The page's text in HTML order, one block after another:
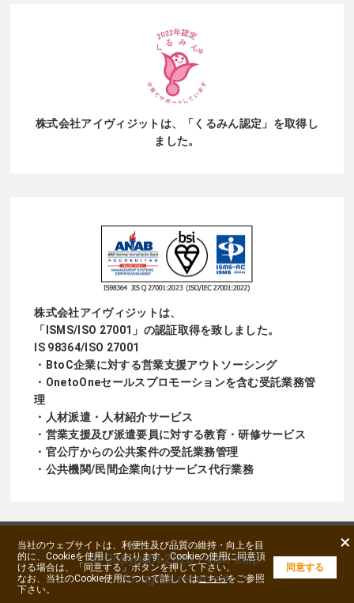
で、販売未経験とは思えないほどの販売力を発揮す
る方も少なくありません。この様に、「知ってい
る」状態から「実際にできる」状態へ変えることを
目的に、実践を重視した育成を行っています。ま
た、座学で終わらせる事なく現場でブラッシュアッ
プを行う為にミステリーショッパーも実施していま
す。お客様視点から接客や提案内容を振り返ること
す。 【成果につなげる力を身につける】 販売の最
終段階となるクロージングでは、お客様に納得して
いただいたうえで購入を決断していただくことが重
要です。接客が得意である人ほど「押し売りになっ
ていないか」を気にする傾向があります。実はこの
点が非常に大事で、「販売がお客様の為になってい
る＝喜んでもらえる」と気付けると、品質の高い販
売員になれます。結果的に、結果として、お客様に
喜んでいただける機会が増えることが販売成果につ
ながるため、 当社ではここに紐づけが出来る意識付
けを大事にしています。技術面では、実際に成約率
向上につながった好事例を共有し、成果を出してい
るスタッフの販売手法を学べる環境を整えていま
い、より良い提案手法やトークの構築につなげてい
ます。さらにSVによる現場レクチャーでは、結果と
しての販売数字だけでなく、過程の指標を数値化
し、数字の見方や分析方法、数字と行動の関係性を
学び、自身の課題や改善ポイントを把握できるよう
を選ぶべきか悩んでいる」「自社業務に適した人材
活用の形を検討したい」とお考えの方にとって、少
しでも参考になれば幸いです。
ら読み取れない。② 文化や業界によって基準が異な
る国民性・業種・価格帯によって「10点をつけやす
いか」が変わる。※日本では控えめな評価をする傾
向が強く、非常に満足していても「10点満点中8
点」と答える人が多い。※日用品・公共サービス・
通信業界など、生活インフラに近い業界では「そも
そも他人に勧める」という行動が起こりにくい等。
改善につなげていくことが重要です。ここからは口
コミ・レビューとNPSが、実際にどのように分析に
使えるのか、実際に収集したデータの活用例を紹介
いたします。 【口コミ・レビューの分析方法と活用
例】 口コミはテキストデータ（定性情報）のため、
「感情」や「理由」の分析に最適です。自然言語処
理（NLP）やAIツールを用いると、定量化も可能に
なります。 ◆ 1. テキストマイニング分析顧客コメ
ントを形態素解析して「よく使われる単語・フレー
ズ」を抽出。ポジティブ／ネガティブな要素を視覚
化（ワードクラウドなど）。例：「“丁寧”“早い”が
上位 → 接客品質が高評価」「“遅い”“冷たい”が上位
→ 対応改善が必要」 ◆ 2. 感情分析（センチメント
値化できる。例：「口コミのポジティブ率が昨年比
+12% → 改善施策が好評」 💡 口コミ分析のポイン
ト感情やテーマを定量化することで、定性的データ
を「数値化」できます。SNSや外部口コミサイトも
含めると、ブランド全体の評判監視（レピュテーシ
株式会社アイヴィジットは、
「くるみん認定」を取得し
ました。
株式会社アイヴィジットは、
「ISMS/ISO 27001」の認証取得を致しました。
IS 98364/ISO 27001
・BtoC企業に対する営業支援アウトソーシング
・OnetoOneセールスプロモーションを含む受託業務管
理
・人材派遣・人材紹介サービス
・営業支援及び派遣要員に対する教育・研修サービス
・官公庁からの公共案件の受託業務管理
・公共機関/民間企業向けサービス代行業務
© Copyright2026 I Visit corp.
All rights reserved.
×
当社のウェブサイトは、利便性及び品質の維持・向上を目
的に、Cookieを使用しております。Cookieの使用に同意頂
ける場合は、「同意する」ボタンを押して下さい。
なお、当社のCookie使用について詳しくはこちらをご参照
下さい。
同意する